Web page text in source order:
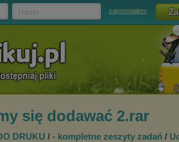
zapomniałem
się dodawać 2.rar
DRUKU / - kompletne zeszyty zadań /